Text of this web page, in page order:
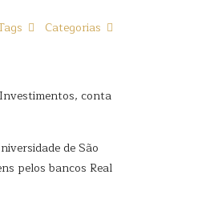
Categorias
conta
de São
pelos bancos Real